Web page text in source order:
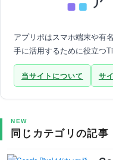
アプリポはスマホ端末や有
手に活用するために役立つ
当サイトについて サ
NEW
同じカテゴリの記事